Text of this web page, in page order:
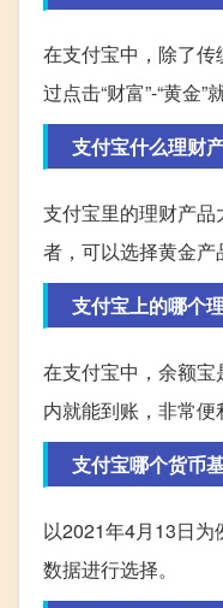
在支付宝中，除了
过点击“财富”-“黄金
支付宝什么理财
支付宝里的理财产
者，可以选择黄金产
支付宝上的哪个
在支付宝中，余额
内就能到账，非常便
支付宝哪个货币
以2021年4月13日
数据进行选择。